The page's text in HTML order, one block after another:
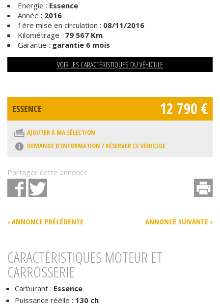
Energie : Essence
Année : 2016
1ère mise en circulation : 08/11/2016
Kilométrage : 79 567 Km
Garantie : garantie 6 mois
VOIR LES CARACTÉRISTIQUES DU VÉHICULE
ESSENCE 12 790 €
AJOUTER À MA SÉLECTION
DEMANDE D'INFORMATION / RÉSERVER CE VÉHICULE
Partager cette annonce
Facebook
‹ ANNONCE PRÉCÉDENTE ANNONCE SUIVANTE ›
CARACTÉRISTIQUES MOTEUR ET
CARROSSERIE
Carburant : Essence
Puissance réélle : 130 ch